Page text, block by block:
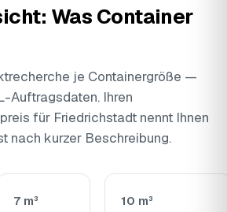
Was Container
je Containergröße —
Auftragsdaten. Ihren
für Friedrichstadt nennt Ihnen
nach kurzer Beschreibung.
7 m³ 10 m³